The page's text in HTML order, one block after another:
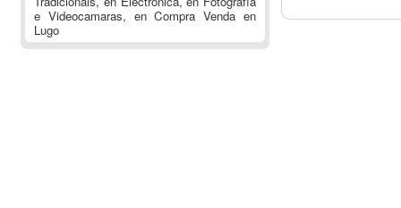
e Videocamaras, en Compra Venda en
Lugo